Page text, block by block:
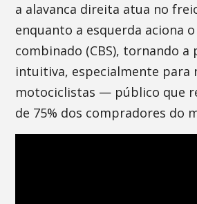
a alavanca direita atua no
enquanto a esquerda aciona
combinado (CBS), tornando
intuitiva, especialmente para
motociclistas — público que
de 75% dos compradores do